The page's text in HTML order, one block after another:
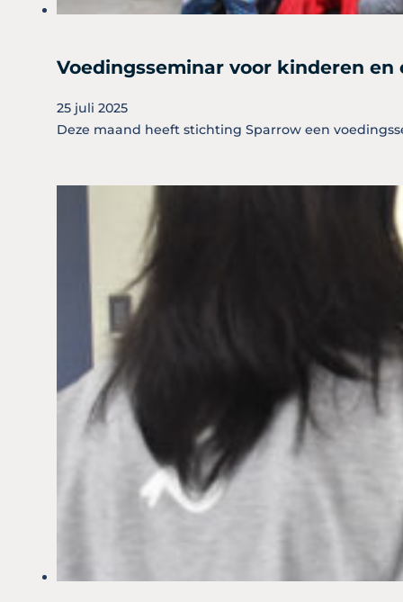
Voedingsseminar voor kinderen en
25 juli 2025
Deze maand heeft stichting Sparrow een